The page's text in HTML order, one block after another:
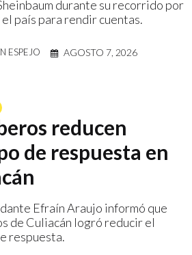
durante su recorrido por
el país para rendir cuentas.
ESPEJO AGOSTO 7, 2026
reducen
de respuesta en
Efraín Araujo informó que
de Culiacán logró reducir el
respuesta.